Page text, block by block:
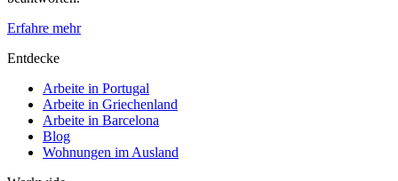
Erfahre mehr
Entdecke
Arbeite in Portugal
Arbeite in Griechenland
Arbeite in Barcelona
Blog
Wohnungen im Ausland